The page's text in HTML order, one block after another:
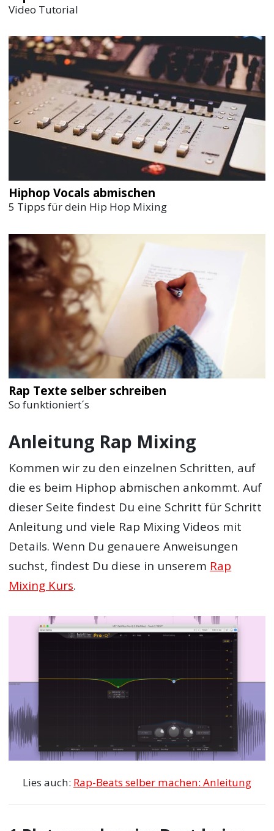
Video Tutorial
Hiphop Vocals abmischen
5 Tipps für dein Hip Hop Mixing
Rap Texte selber schreiben
So funktioniert´s
Anleitung Rap Mixing
Kommen wir zu den einzelnen Schritten, auf
die es beim Hiphop abmischen ankommt. Auf
dieser Seite findest Du eine Schritt für Schritt
Anleitung und viele Rap Mixing Videos mit
Details. Wenn Du genauere Anweisungen
suchst, findest Du diese in unserem Rap
Mixing Kurs.
Lies auch: Rap-Beats selber machen: Anleitung